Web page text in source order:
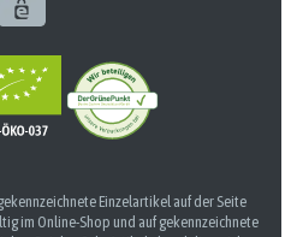
Einzelartikel auf der Seite
im Online-Shop und auf gekennzeichnete